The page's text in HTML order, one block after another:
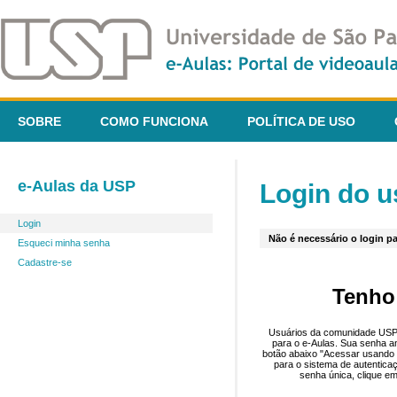
SOBRE COMO FUNCIONA POLÍTICA DE USO
e-Aulas da USP
Login
Esqueci minha senha
Cadastre-se
Login do
Não é necessário o login
Usuários da comunidade
para o e-Aulas. Sua senha
botão abaixo "Acessar
para o sistema de
senha única, clique